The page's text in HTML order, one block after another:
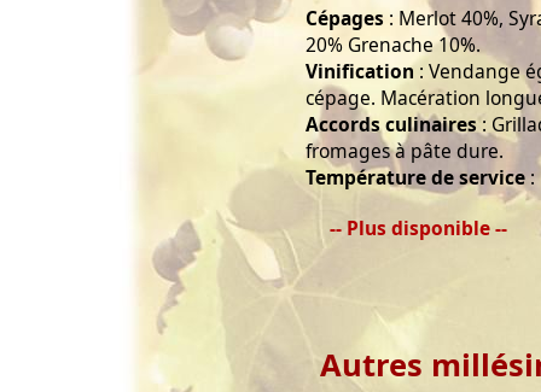
Cépages : Merlot 40%,
20% Grenache 10%.
Vinification : Vendange
cépage. Macération
Accords culinaires:
fromages à pâte dure.
Température de service :
-- Plus disponible --
Autres